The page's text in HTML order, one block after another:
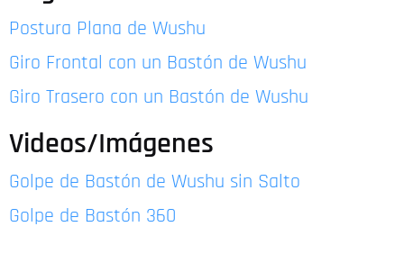
Postura Plana de Wushu
Giro Frontal con un Bastón de Wushu
Giro Trasero con un Bastón de Wushu
Videos/Imágenes
Golpe de Bastón de Wushu sin Salto
Golpe de Bastón 360